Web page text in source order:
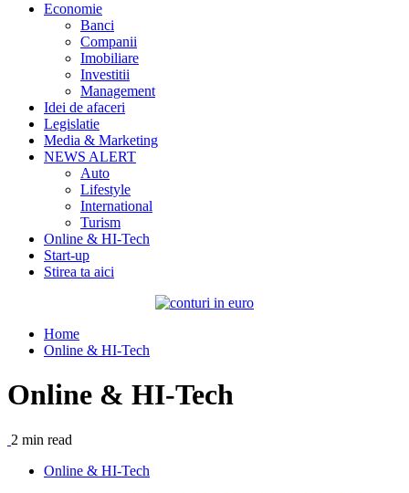
Economie
Banci
Companii
Imobiliare
Investitii
Management
Idei de afaceri
Legislatie
Media & Marketing
NEWS ALERT
Auto
Lifestyle
International
Turism
Online & HI-Tech
Start-up
Stirea ta aici
Home
Online & HI-Tech
Online & HI-Tech
2 min read
Online & HI-Tech